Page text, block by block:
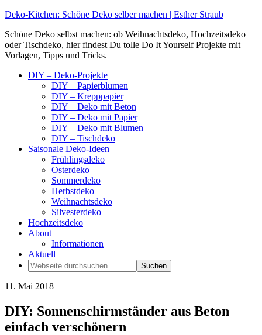
Deko-Kitchen: Schöne Deko selber machen | Esther Straub
Schöne Deko selbst machen: ob Weihnachtsdeko, Hochzeitsdeko
oder Tischdeko, hier findest Du tolle Do It Yourself Projekte mit
Vorlagen, Tipps und Tricks.
DIY – Deko-Projekte
DIY – Papierblumen
DIY – Krepppapier
DIY – Deko mit Beton
DIY – Deko mit Papier
DIY – Deko mit Blumen
DIY – Tischdeko
Saisonale Deko-Ideen
Frühlingsdeko
Osterdeko
Sommerdeko
Herbstdeko
Weihnachtsdeko
Silvesterdeko
Hochzeitsdeko
About
Informationen
Aktuell
11. Mai 2018
DIY: Sonnenschirmständer aus Beton
einfach verschönern